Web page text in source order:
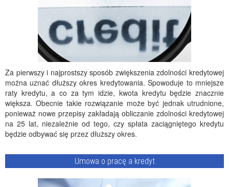
Za pierwszy i najprostszy sposób zwiększenia zdolności kredytowej
można uznać dłuższy okres kredytowania. Spowoduje to mniejsze
raty kredytu, a co za tym idzie, kwota kredytu będzie znacznie
większa. Obecnie takie rozwiązanie może być jednak utrudnione,
ponieważ nowe przepisy zakładają obliczanie zdolności kredytowej
na 25 lat, niezależnie od tego, czy spłata zaciągniętego kredytu
będzie odbywać się przez dłuższy okres.
Umowa o pracę a kredyt